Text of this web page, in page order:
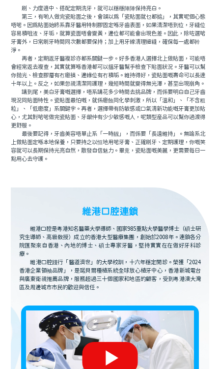
刷、力度適中、搭配定期洗牙，就可以穩穩陣陣保持亮白。
第三，有啲人做完瓷貼面之後，會誤以爲「瓷貼面就乜都掂」，其實呢個心態
唔啱。因爲貼面始終系靠牙醫用特制膠固定喺牙齒表面，如果清潔唔到位，牙縫位
容易積咀渣、牙垢，就算瓷面唔會變黃，邊位都可能會出現色差。因此，除咗選啱
牙膏外，日常刷牙時間同次數都要保持；加上用牙線清理細縫，確保每一處都幹
淨。
再者，定期返牙醫複診亦都系關鍵一步。好多香港人選擇北上做貼面，可能唔
會經常返去複查，其實就算喺香港都可以搵牙醫幫手檢查下貼面狀況。牙醫可以幫
你抛光、檢查膠層有冇磨損、邊緣位有冇積垢。維持得好，瓷貼面嘅壽命可以長達
十年以上。反之，如果忽視清潔同護理，幾短時間就變得無光澤，甚至出現崩角。
講到尾，美白牙膏嘅選擇，唔系講花多少時間去挑品牌，而係要明白自己牙齒
現況同貼面特性。瓷貼面最怕嘅，就係磨蝕同化學刺激，所以「溫和」、「不含粗
粒」、「低磨度」系關鍵字。再者，選擇帶有防敏感或口氣清新功能嘅牙膏更加貼
心，尤其對啱啱做完瓷貼面、牙龈仲有少少敏感嘅人，呢類型産品可以幫你過渡得
更舒服。
最後要記得，牙齒美容唔單止系「一時靓」，而係要「長遠維持」。無論系北
上做貼面定喺本地保養，只要持之以恒地用啱牙膏、正確刷牙、定期護理，你嘅笑
容就可以長期保持光亮自然，散發自信魅力。畢竟，瓷貼面嘅美麗，更需要每日一
點用心去守護。
維港口腔連鎖
維港口腔是粵港知名醫藥大學導師、國家985重點大學醫學博士（碩士研
究生導師、高級教授）成立的香港大型醫療集團，創始於2008年。連鎖各分
院匯聚來自香港、內地的博士、碩士專家牙醫，堅持實實在在做好牙科診
療。
維港口腔踐行「醫道濟世」的大學校訓，十六年穩定開診。榮獲「2024
香港企業領袖品牌」，是諾貝爾種植系統全球放心植牙中心，香港新城電台
與廣東衛視推薦品牌，服務超過三十個國家和地區的顧客，受到粵港澳大灣
區及周邊城市市民的歡迎與信任。